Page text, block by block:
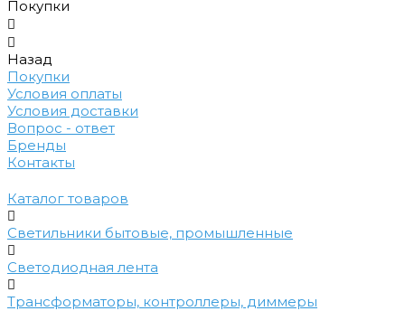
Покупки
Назад
Покупки
Условия оплаты
Условия доставки
Вопрос - ответ
Бренды
Контакты
Каталог товаров
Светильники бытовые, промышленные
Светодиодная лента
Трансформаторы, контроллеры, диммеры